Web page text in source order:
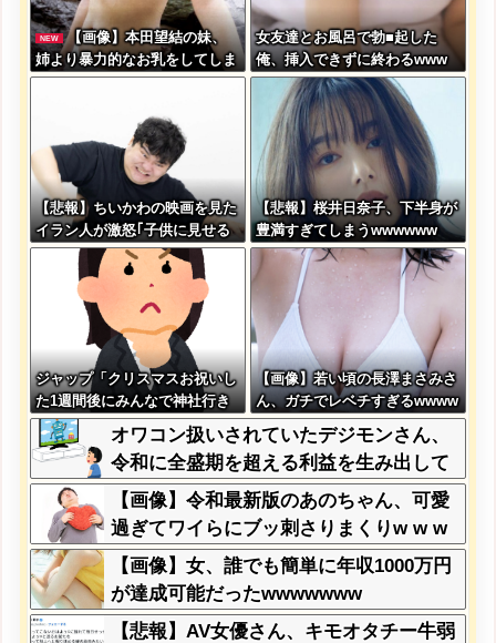
NEW
【画像】本田望結の妹、
姉より暴力的なお乳をしてしま
うwwwwww
女友達とお風呂で勃■起した
俺、挿入できずに終わるwww
【悲報】ちいかわの映画を見た
イラン人が激怒｢子供に見せる
内容じゃない｡悪影響は計り知
れない｣←これw w w w w w w
【悲報】桜井日奈子、下半身が
豊満すぎてしまうwwwwww
ジャップ「クリスマスお祝いし
た1週間後にみんなで神社行き
ます」←これ
【画像】若い頃の長澤まさみさ
ん、ガチでレベチすぎるwwww
w
オワコン扱いされていたデジモンさん、
令和に全盛期を超える利益を生み出して
いた
【画像】令和最新版のあのちゃん、可愛
過ぎてワイらにブッ刺さりまくりw w w
w w w
【画像】女、誰でも簡単に年収1000万円
が達成可能だったwwwwwww
【悲報】AV女優さん、キモオタチー牛弱